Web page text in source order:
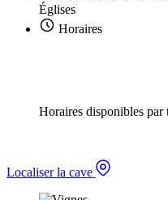
Églises
Horaires
Horaires disponibles par
Localiser la cave